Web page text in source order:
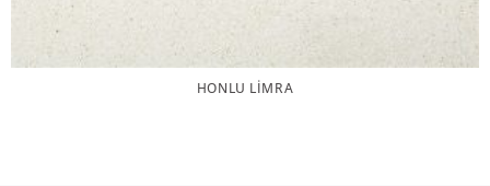
HONLU LIMRA